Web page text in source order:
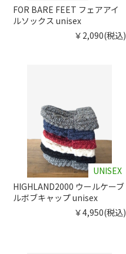
FOR BARE FEET フェアアイ
ルソックス unisex
￥2,090(税込)
UNISEX
HIGHLAND2000 ウールケーブ
ルボブキャップ unisex
￥4,950(税込)